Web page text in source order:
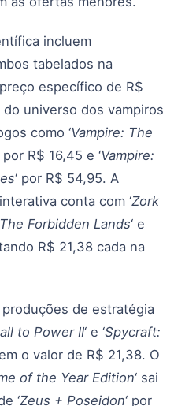
incluem
tabelados na
específico de R$
universo dos vampiros
como ‘Vampire: The
por R$ 16,45 e ‘Vampire:
‘ por R$ 54,95. A
conta com ‘Zork
Forbidden Lands‘ e
R$ 21,38 cada na
de estratégia
to Power II‘ e ‘Spycraft:
o valor de R$ 21,38. O
of the Year Edition‘ sai
‘Zeus + Poseidon‘ por